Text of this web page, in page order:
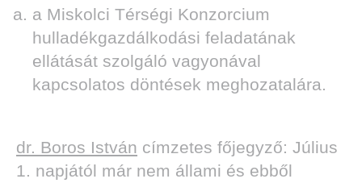
a Miskolci Térségi Konzorcium
hulladékgazdálkodási feladatának
ellátását szolgáló vagyonával
kapcsolatos döntések meghozatalára.
dr. Boros István címzetes főjegyző: Július
1. napjától már nem állami és ebből